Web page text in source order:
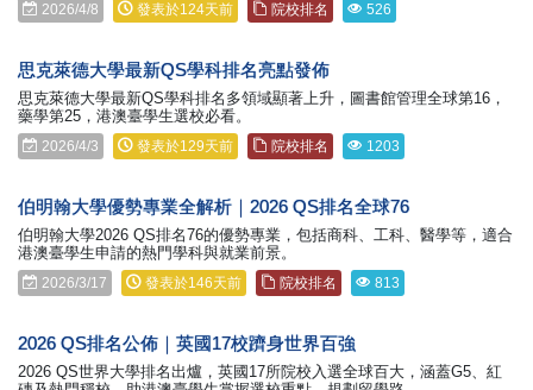
2026/4/8 發表於124天前 院校排名 526
思克萊德大學最新QS學科排名亮點發佈
思克萊德大學最新QS學科排名多領域顯著上升，圖書館管理全球第16，
藥學第25，港澳臺學生選校必看。
2026/4/3 發表於129天前 院校排名 1203
伯明翰大學優勢專業全解析｜2026 QS排名全球76
伯明翰大學2026 QS排名76的優勢專業，包括商科、工科、醫學等，適合
港澳臺學生申請的熱門學科與就業前景。
2026/3/17 發表於146天前 院校排名 813
2026 QS排名公佈｜英國17校躋身世界百強
2026 QS世界大學排名出爐，英國17所院校入選全球百大，涵蓋G5、紅